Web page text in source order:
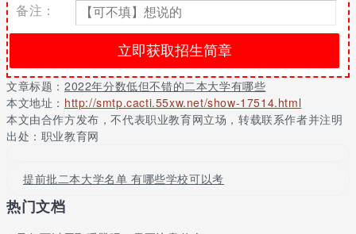
西安外国语大学位于中国陕西省西安市，是我国最早创建的四所外
语院校之一，也是西北地区唯一一所主要外语语种齐全的高等学
府，学科综合实力不容小觑，虽然西安外国语大学不是211、985，
但是这所二本院校在外语类院校中还是有一定的地位的。
如何选择一所合适的二本大学
比起具体的专业知识，一所大学的学习环境和文化氛围会对学生产
生更重要的影响，比如学校的学风是否扎实稳健、同校学生的水平
如今不少学生希望到北上广深这样的一线城市读书，到一线城市就
读大学是比较有利于未来职业发展的选择，因为在大学四年中学生
可以对所在城市有更为直接和全面的了解，享受到城市本身带有的
备注：
文章标题： 2022年分数低但不错的二本大学有哪些
本文地址： http://smtp.cacti.55xw.net/show-17514.html
本文由合作方发布，不代表职业教育网立场，转载联系作者并注明
出处：职业教育网
提前批二本大学名单 有哪些学校可以考
热门文档